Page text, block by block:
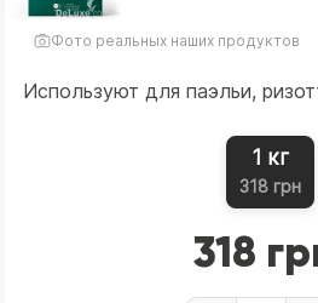
Фото реальных наших продуктов
Используют для паэльи,
1 кг
318 грн
318